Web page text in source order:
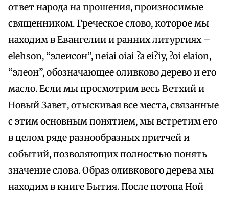
ответ народа на прошения, произносимые
священником. Греческое слово, которое мы
находим в Евангелии и ранних литургиях –
elehson, “элеисон”, neiai oiai ?a ei?iy, ?oi elaion,
“элеон”, обозначающее оливково дерево и его
масло. Если мы просмотрим весь Ветхий и
Новый Завет, отыскивая все места, связанные
с этим основным понятием, мы встретим его
в целом ряде разнообразных притчей и
событий, позволяющих полностью понять
значение слова. Образ оливкового дерева мы
находим в книге Бытия. После потопа Ной